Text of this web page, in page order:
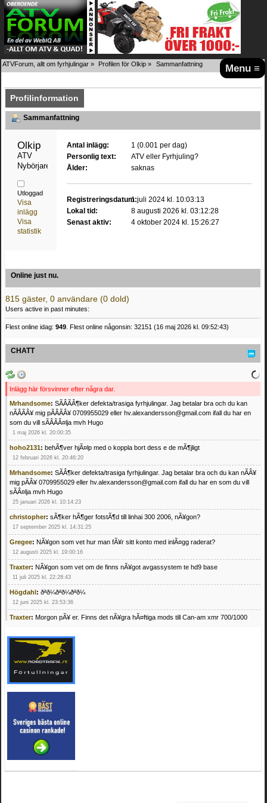
Menu ≡
ATVForum, allt om fyrhjulingar » Profilen för Olkip » Sammanfattning
Profilinformation
Sammanfattning
Olkip
ATV
Nybörjare
Utloggad
Visa
inlägg
Visa
statistik
Antal inlägg:
1 (0.001 per dag)
Personlig text:
ATV eller Fyrhjuling?
Ålder:
saknas
Registreringsdatum:1 juli 2024 kl. 10:03:13
Lokal tid:
8 augusti 2026 kl. 03:12:28
Senast aktiv:
4 oktober 2024 kl. 15:26:27
Online just nu.
815 gäster, 0 användare (0 dold)
Users active in past minutes:
Flest online idag: 949 . Flest online någonsin: 32151 (16 maj 2026 kl. 09:52:43)
CHATT
Inlägg här försvinner efter några dar.
Mrhandsome: SÃÂÃÂ¶ker defekta/trasiga fyrhjulingar. Jag betalar bra och du kan
nÃÂÃÂ¥ mig pÃÂÃÂ¥ 0709955029 eller hv.alexandersson@gmail.com ifall du har en
som du vill sÃÂÃÂ¤lja mvh Hugo
1 maj 2026 kl. 20:00:35
hoho2131: behÃ¶ver hjÃ¤lp med o koppla bort dess e de mÃ¶jligt
12 februari 2026 kl. 20:46:20
Mrhandsome: SÃÂ¶ker defekta/trasiga fyrhjulingar. Jag betalar bra och du kan nÃÂ¥
mig pÃÂ¥ 0709955029 eller hv.alexandersson@gmail.com ifall du har en som du vill
sÃÂ¤lja mvh Hugo
25 januari 2026 kl. 10:14:23
christopher: sÃ¶ker hÃ¶ger fotstÃ¶d till linhai 300 2006, nÃ¥gon?
17 september 2025 kl. 14:31:25
Gregee: NÃ¥gon som vet hur man fÃ¥r sitt konto med inlÃ¤gg raderat?
12 augusti 2025 kl. 19:00:16
Traxter: NÃ¥gon som vet om de finns nÃ¥got avgassystem te hd9 base
11 juli 2025 kl. 22:28:43
Högdahl: ðªð¼ðªð¼ðªð¼
12 juni 2025 kl. 23:53:36
Traxter: Morgon pÃ¥ er. Finns det nÃ¥gra hÃ¤ftiga mods till Can-am xmr 700/1000
Mrhandsome:SÃ¶ker defekta/trasiga fyrhjulingar. Jag betalar bra och du kan nÃ¥ mig
pÃ¥ 0709955029 eller hv.alexandersson@gmail.com ifall du har en som du vill sÃ¤lja
mvh Hugo
21 februari 2025 kl. 09:25:52
Oscar5:NÃ¥gon som vet vad man kan begÃ¤ra fÃ¶r en Honda TRX 350 FE 2005
4 februari 2025 kl. 19:20:50
Oscar5:44
4 februari 2025 kl. 19:15:36
Greger59:NÃ¤gon som vet har en Cetek 500 EFI
15 januari 2025 kl. 23:49:44
Mrhandsome:SÃÂ¶ker defekta/trasiga fyrhjulingar. Jag betalar bra och du kan nÃÂ¥